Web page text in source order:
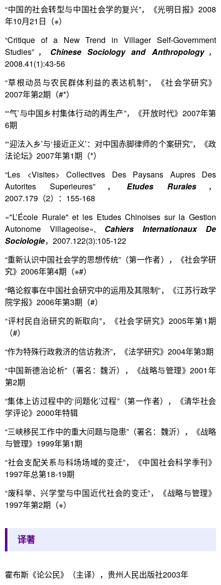
“中国的社会转型与中国社会学的复兴”，《光明日报》2008
年10月21日（※）
“Critique of a New Trend in Villager Self-Government
Studies”， Chinese Sociology and Anthropology，
2008.41(1):43-56
“草根动员与农民群体利益的表达机制”，《社会学研究》
2007年第2期（#*）
“‘气’与中国乡村集体行动的再生产”，《开放时代》2007年第
6期
“‘迎法入乡’与‘接近正义’：对中国赤脚律师的个案研究”，《政
法论坛》2007年第1期（*）
“Les <Visites> Collectives Des Paysans Aupres Des
Autorites Superieures”， Etudes Rurales ，
2007.179（2）：155-168
«"L’École Rurale" et les Etudes Chinoises sur la Gestion
Autonome Villageoise», Cahiers Internationaux De
Sociologie，2007.122(3):105-122
“重新认识中国社会学的思想传统”（第一作者），《社会学研
究》2006年第4期（※#）
“略论叙事在中国社会研究中的运用及其限制”，《江苏行政学
院学报》2006年第3期（#）
“评村民自治研究的新取向”，《社会学研究》2005年第1期
（#）
“作为特殊行政救济的信访救济”，《法学研究》2004年第3期
“中国新德治论析”（署名：魏沂），《战略与管理》2001年
第2期
“集体上访过程中的‘问题化’过程”（第一作者），《清华社会
学评论》2000年特辑
“三峡移民工作中的重大问题与隐患”（署名：魏沂），《战略
与管理》1999年第1期
“社会支配关系与科场场域的变迁”，《中国社会科学季刊》
1997年总第18-19期
“废科举、兴学堂与中国近代社会的变迁”，《战略与管理》
1997年第2期（※）
译著
霍布斯《论公民》（主译），贵州人民出版社2003年